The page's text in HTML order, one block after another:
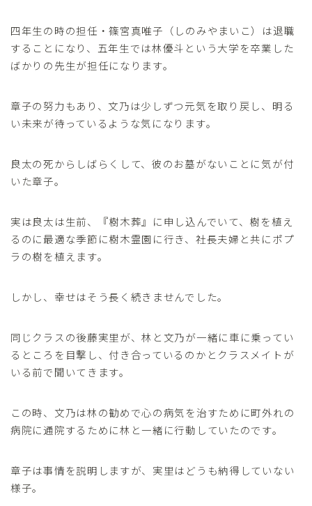
四年生の時の担任・篠宮真唯子（しのみやまいこ）は退職
することになり、五年生では林優斗という大学を卒業した
ばかりの先生が担任になります。
章子の努力もあり、文乃は少しずつ元気を取り戻し、明る
い未来が待っているような気になります。
良太の死からしばらくして、彼のお墓がないことに気が付
いた章子。
実は良太は生前、『樹木葬』に申し込んでいて、樹を植え
るのに最適な季節に樹木霊園に行き、社長夫婦と共にポプ
ラの樹を植えます。
しかし、幸せはそう長く続きませんでした。
同じクラスの後藤実里が、林と文乃が一緒に車に乗ってい
るところを目撃し、付き合っているのかとクラスメイトが
いる前で聞いてきます。
この時、文乃は林の勧めで心の病気を治すために町外れの
病院に通院するために林と一緒に行動していたのです。
章子は事情を説明しますが、実里はどうも納得していない
様子。